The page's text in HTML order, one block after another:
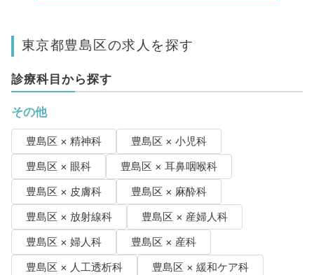
東京都豊島区の求人を探す
診療科目から探す
その他
豊島区 × 精神科
豊島区 × 小児科
豊島区 × 眼科
豊島区 × 耳鼻咽喉科
豊島区 × 皮膚科
豊島区 × 麻酔科
豊島区 × 放射線科
豊島区 × 産婦人科
豊島区 × 婦人科
豊島区 × 産科
豊島区 × 人工透析科
豊島区 × 緩和ケア科